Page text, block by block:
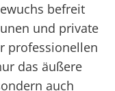
befreit
und private
professionellen
das äußere
auch